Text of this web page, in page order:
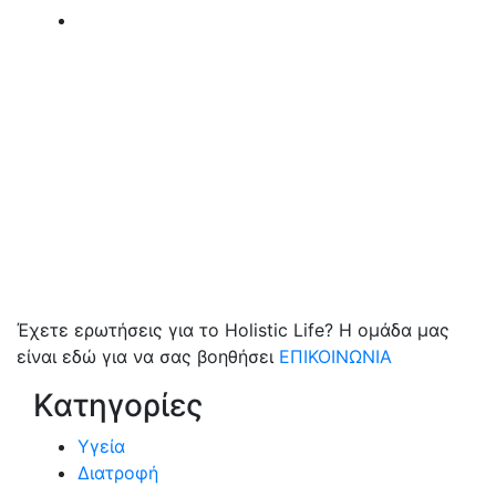
Έχετε ερωτήσεις για το Holistic Life? Η ομάδα μας
είναι εδώ για να σας βοηθήσει ΕΠΙΚΟΙΝΩΝΙΑ
Κατηγορίες
Υγεία
Διατροφή